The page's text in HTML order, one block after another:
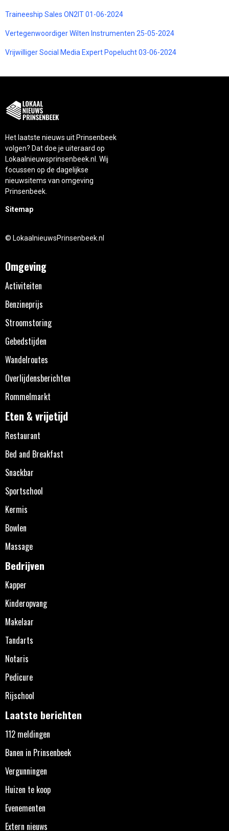
Traineeship Sales ON2IT 01-06-2024
Vertegenwoordiger Wilten Instrumenten 25-05-2024
Vrijwilliger Social Media Expert Popelucht 03-06-2024
Het laatste nieuws uit Prinsenbeek
volgen? Dat doe je uiteraard op
Lokaalnieuwsprinsenbeek.nl. Wij
focussen op de dagelijkse
nieuwsitems van omgeving
Prinsenbeek.
Sitemap
© LokaalnieuwsPrinsenbeek.nl
Omgeving
Activiteiten
Benzineprijs
Stroomstoring
Gebedstijden
Wandelroutes
Overlijdensberichten
Rommelmarkt
Eten & vrijetijd
Restaurant
Bed and Breakfast
Snackbar
Sportschool
Kermis
Bowlen
Massage
Bedrijven
Kapper
Kinderopvang
Makelaar
Tandarts
Notaris
Pedicure
Rijschool
Laatste berichten
112 meldingen
Banen in Prinsenbeek
Vergunningen
Huizen te koop
Evenementen
Extern nieuws